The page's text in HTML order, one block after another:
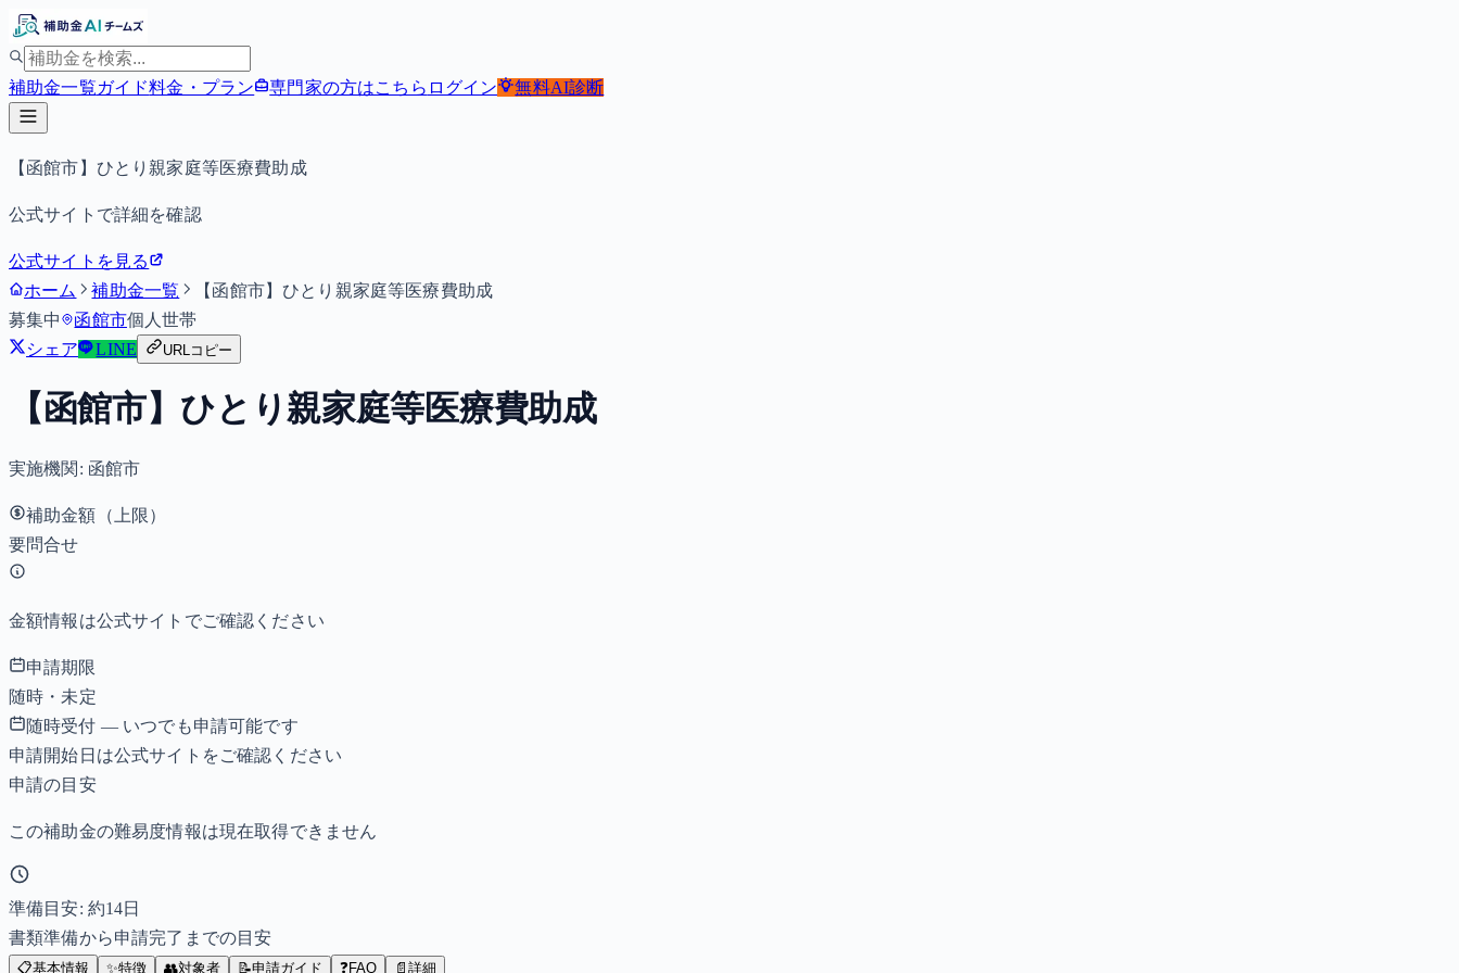
補助金一覧ガイド料金・プラン 専門家の方はこちら ログイン 無料AI診断
【函館市】ひとり親家庭等医療費助成
公式サイトで詳細を確認
公式サイトを見る
ホーム
補助金一覧
【函館市】ひとり親家庭等医療費助成
募集中
函館市個人世帯
シェア
LINE URLコピー
【函館市】ひとり親家庭等医療費助成
実施機関: 函館市
補助金額（上限）
要問合せ
金額情報は公式サイトでご確認ください
申請期限
随時・未定
随時受付 — いつでも申請可能です
申請開始日は公式サイトをご確認ください
申請の目安
この補助金の難易度情報は現在取得できません
準備目安: 約14日
書類準備から申請完了までの目安
📋基本情報 ✨特徴 👥対象者 📝申請ガイド ❓FAQ 📄 詳細